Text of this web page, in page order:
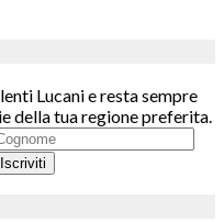
Lucani e resta sempre
della tua regione preferita.
Iscriviti